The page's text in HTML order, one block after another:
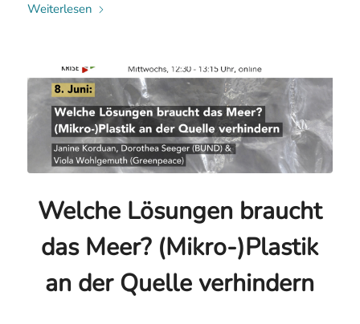
Weiterlesen
Welche Lösungen braucht
das Meer? (Mikro-)Plastik
an der Quelle verhindern